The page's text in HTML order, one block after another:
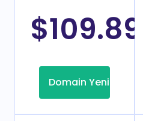
$109.89
Domain Yenileme